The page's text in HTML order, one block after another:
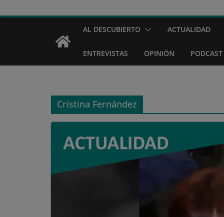
AL DESCUBIERTO ACTUALIDAD
ENTREVISTAS OPINIÓN PODCAST
Cristina Fernández